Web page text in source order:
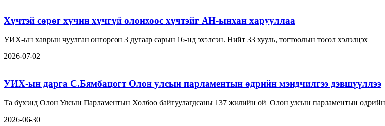
Хүчтэй сөрөг хүчин хүчгүй олонхоос хүчтэйг АН-ынхан харууллаа
УИХ-ын хаврын чуулган өнгөрсөн 3 дугаар сарын 16-нд эхэлсэн. Нийт 33 хууль, тогтоолын төсөл хэлэлцэх
2026-07-02
УИХ-ын дарга С.Бямбацогт Олон улсын парламентын өдрийн мэндчилгээ дэвшүүллээ
Та бүхэнд Олон Улсын Парламентын Холбоо байгуулагдсаны 137 жилийн ой, Олон улсын парламентын өдрийн
2026-06-30